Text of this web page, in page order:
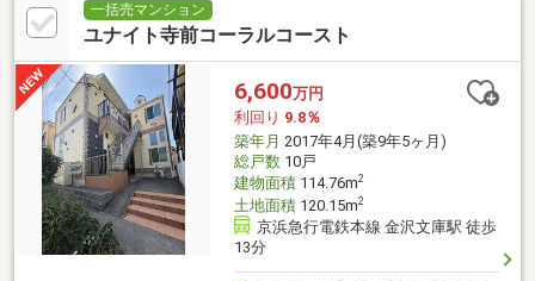
一括売マンション
ユナイト寺前コーラルコースト
6,600万円
利回り 9.8％
築年月 2017年4月(築9年5ヶ月)
総戸数10戸
建物面積114.76m2
土地面積120.15m2
京浜急行電鉄本線 金沢文庫駅 徒歩
13分